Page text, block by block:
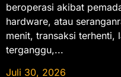
beroperasi akibat
hardware, atau
menit, transaksi terhenti,
terganggu,...
Juli 30, 2026